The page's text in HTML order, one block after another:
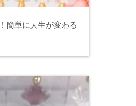
簡単に人生が変わる